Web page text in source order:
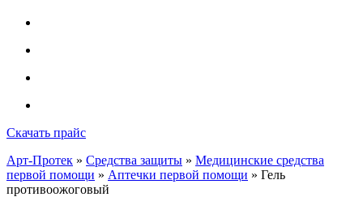
Скачать прайс
Арт-Протек » Средства защиты » Медицинские средства
первой помощи » Аптечки первой помощи » Гель
противоожоговый